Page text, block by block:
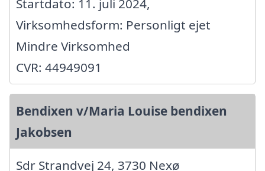
Startdato: 11. juli 2024,
Virksomhedsform: Personligt ejet
Mindre Virksomhed
CVR: 44949091
Bendixen v/Maria Louise bendixen
Jakobsen
Sdr Strandvej 24, 3730 Nexø